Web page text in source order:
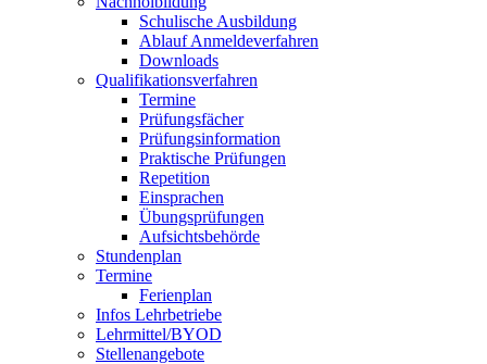
Schulische Ausbildung
Ablauf Anmeldeverfahren
Downloads
Qualifikationsverfahren
Termine
Prüfungsfächer
Prüfungsinformation
Praktische Prüfungen
Repetition
Einsprachen
Übungsprüfungen
Aufsichtsbehörde
Stundenplan
Termine
Ferienplan
Infos Lehrbetriebe
Lehrmittel/BYOD
Stellenangebote